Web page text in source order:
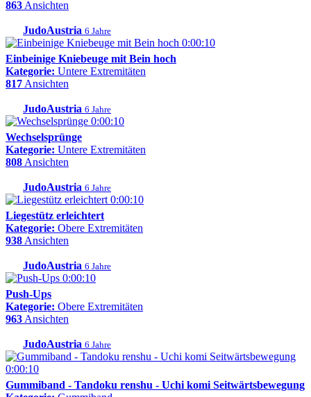
863Ansichten
JudoAustria 6 Jahre
0:00:10
Einbeinige Kniebeuge mit Bein hoch
Kategorie: Untere Extremitäten
817Ansichten
JudoAustria 6 Jahre
0:00:10
Wechselsprünge
Kategorie: Untere Extremitäten
808Ansichten
JudoAustria 6 Jahre
0:00:10
Liegestütz erleichtert
Kategorie: Obere Extremitäten
938Ansichten
JudoAustria 6 Jahre
0:00:10
Push-Ups
Kategorie: Obere Extremitäten
963Ansichten
JudoAustria 6 Jahre
0:00:10
Gummiband - Tandoku renshu - Uchi komi Seitwärtsbewegung